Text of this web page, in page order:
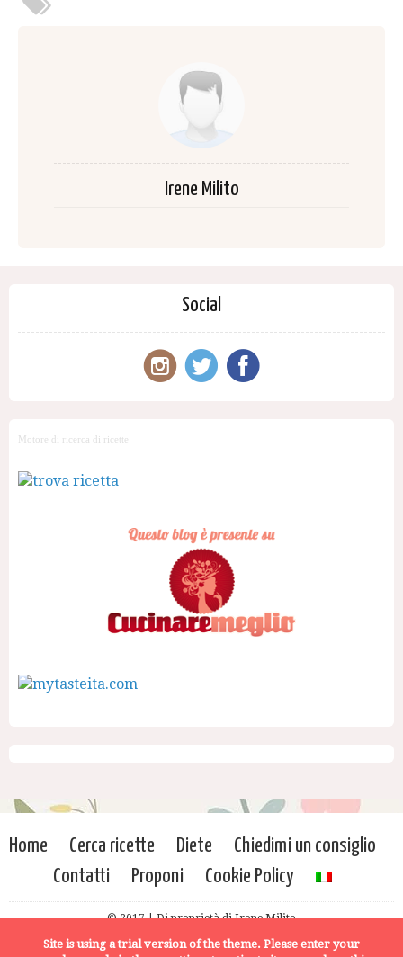
Irene Milito
Social
Motore di ricerca di ricette
Home Cerca ricette Diete
Chiedimi un consiglio
Contatti
Proponi Cookie Policy
© 2017 | Di proprietà di Irene Milito
Site is using a trial version of the theme. Please enter your